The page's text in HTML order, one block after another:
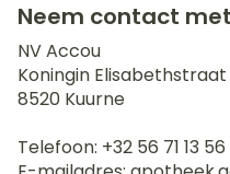
Neem contact
NV Accou
Koningin Elisabethstraat
8520 Kuurne
Telefoon: +32 56 71 13 56